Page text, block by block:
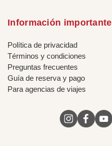
Información importante
Política de privacidad
Términos y condiciones
Preguntas frecuentes
Guía de reserva y pago
Para agencias de viajes